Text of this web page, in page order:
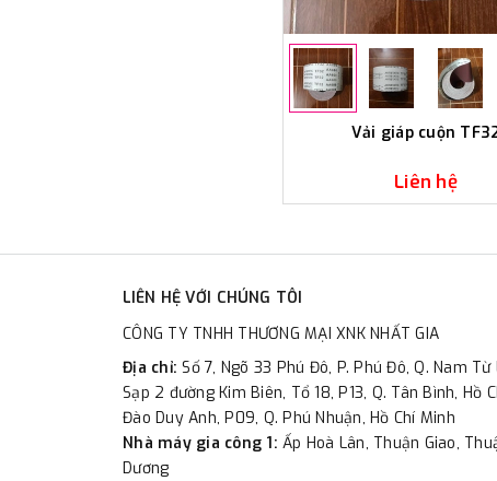
Vải giáp cuộn
Liên hệ
LIÊN HỆ VỚI CHÚNG TÔI
CÔNG TY TNHH THƯƠNG MẠI XNK NHẤT GIA
Địa chỉ:Số 7, Ngõ 33 Phú Đô, P. Phú Đô, Q. Nam Từ
Sạp 2 đường Kim Biên, Tổ 18, P13, Q. Tân Bình, Hồ
Đào Duy Anh, P09, Q. Phú Nhuận, Hồ Chí Minh
Nhà máy gia công 1: Ấp Hoà Lân, Thuận Giao,
Dương